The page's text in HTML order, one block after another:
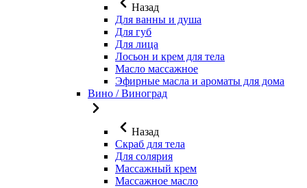
Назад
Для ванны и душа
Для губ
Для лица
Лосьон и крем для тела
Масло массажное
Эфирные масла и ароматы для дома
Вино / Виноград
Назад
Скраб для тела
Для солярия
Массажный крем
Массажное масло